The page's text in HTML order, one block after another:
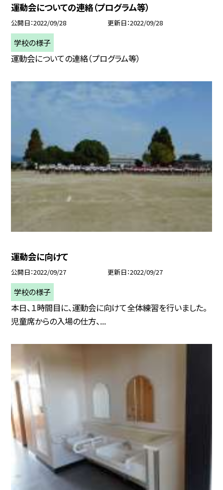
運動会についての連絡（プログラム等）
公開日 2022/09/28 更新日 2022/09/28
学校の様子
運動会についての連絡（プログラム等）
運動会に向けて
公開日 2022/09/27 更新日 2022/09/27
学校の様子
本日、１時間目に、運動会に向けて全体練習を行いました。
児童席からの入場の仕方、...